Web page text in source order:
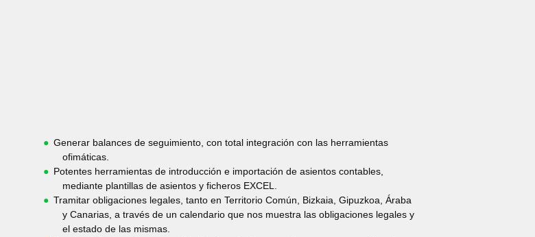
Generar balances de seguimiento, con total integración con las herramientas
ofimáticas.
Potentes herramientas de introducción e importación de asientos contables,
mediante plantillas de asientos y ficheros EXCEL.
Tramitar obligaciones legales, tanto en Territorio Común, Bizkaia, Gipuzkoa, Áraba
y Canarias, a través de un calendario que nos muestra las obligaciones legales y
el estado de las mismas.